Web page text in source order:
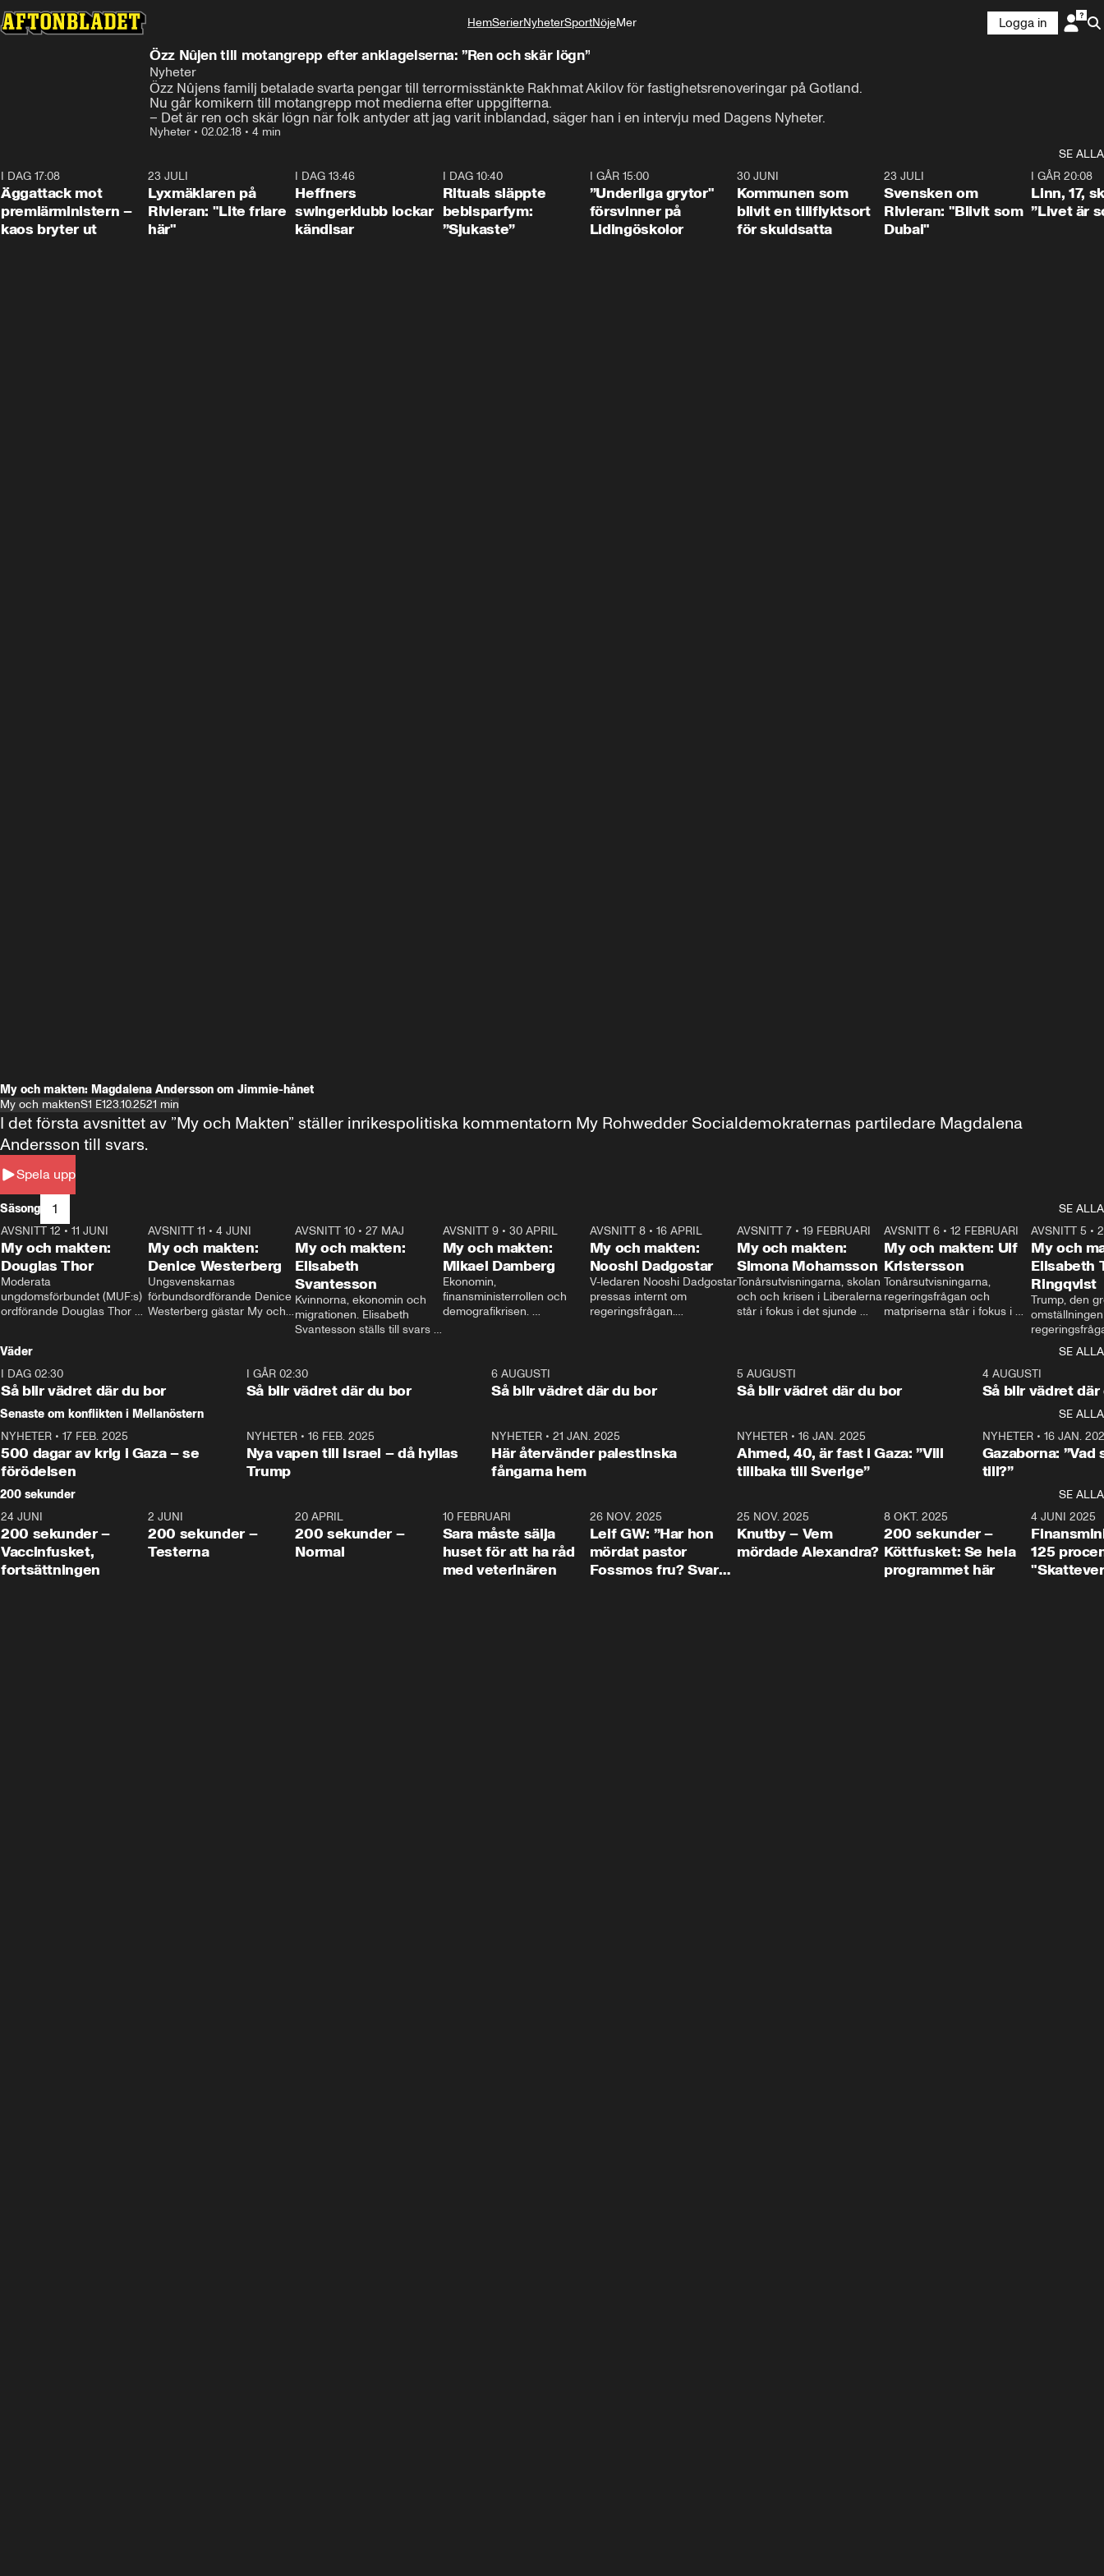
HemSerierNyheterSportNöjeMer
Logga in
Özz Nûjen till motangrepp efter anklagelserna: ”Ren och skär lögn”
Nyheter
Özz Nûjens familj betalade svarta pengar till terrormisstänkte Rakhmat Akilov för fastighetsrenoveringar på Gotland.
Nu går komikern till motangrepp mot medierna efter uppgifterna.
– Det är ren och skär lögn när folk antyder att jag varit inblandad, säger han i en intervju med Dagens Nyheter.
Nyheter • 02.02.18 • 4 min
SE ALLA
0:37
I DAG 17:08
Äggattack mot
premiärministern –
kaos bryter ut
23 JULI
Lyxmäklaren på
Rivieran: "Lite friare
här"
I DAG 13:46
Heffners
swingerklubb lockar
kändisar
I DAG 10:40
Rituals släppte
bebisparfym:
”Sjukaste”
I GÅR 15:00
”Underliga grytor"
försvinner på
Lidingöskolor
1:24
30 JUNI
Kommunen som
blivit en tillflyktsort
för skuldsatta
23 JULI
Svensken om
Rivieran: "Blivit som
Dubai"
I GÅR 20:08
Linn, 17,
”Livet är
My och makten: Magdalena Andersson om Jimmie-hånet
My och maktenS1 E123.10.2521 min
Spela upp
I det första avsnittet av ”My och Makten” ställer inrikespolitiska kommentatorn My Rohwedder Socialdemokraternas partiledare Magdalena
Andersson till svars.
Säsong 1
SE ALLA
26:27
AVSNITT 12 • 11 JUNI
My och makten:
Douglas Thor
Moderata
ungdomsförbundet (MUF:s)
ordförande Douglas Thor
tonårsutvisningarna och hur
Moderaterna ska locka
väljare till valet i höst.
23:40
AVSNITT 11 •4 JUNI
My och makten:
Denice Westerberg
Ungsvenskarnas
förbundsordförande Denice
Westerberg gästar My och
AVSNITT 10 •27 MAJ
My och makten:
Elisabeth
Svantesson
Kvinnorna, ekonomin och
migrationen. Elisabeth
Svantesson ställs till svars
AVSNITT 9• 30 APRIL
My och makten:
Mikael Damberg
Ekonomin,
finansministerrollen och
demografikrisen.
och Makten.
AVSNITT 8• 16 APRIL
My och makten:
Nooshi Dadgostar
V-ledaren Nooshi Dadgostar
pressas internt om
regeringsfrågan.
– Vi ställer upp i val. Ska vi
vara med så sitter vi förstås
24:30
AVSNITT 7• 19 FEBRUARI
My och makten:
Simona Mohamsson
Tonårsutvisningarna, skolan
och och krisen i Liberalerna
står i fokus i det sjunde
kommentator My
Rohwedder ställer
utbildnings- och
Mohamsson till svars.
27:30
AVSNITT 6 •12 FEBRUARI
My och makten: Ulf
Kristersson
Tonårsutvisningarna,
regeringsfrågan och
matpriserna står i fokus i
Rohwedder ställer
statsminister Ulf Kristersson
AVSNITT 5 •
My och
Elisabeth
Ringqvist
Trump, den
centrum i
avsnittet av
Makten”. Se
Aftonbladets
Rohwedder
Thand Ring
Väder
SE ALLA
I DAG 02:30
Så blir vädret där du bor
1:06
I GÅR 02:30
Så blir vädret där du bor
6 AUGUSTI
Så blir vädret där du bor
5 AUGUSTI
Så blir vädret där du bor
4 AUGUSTI
Så blir vädret där
Senaste om konflikten i Mellanöstern
SE ALLA
NYHETER • 17 FEB. 2025
500 dagar av krig i Gaza – se
förödelsen
NYHETER• 16 FEB. 2025
Nya vapen till Israel – då hyllas
Trump
NYHETER •21 JAN. 2025
Här återvänder palestinska
fångarna hem
NYHETER• 16 JAN. 2025
Ahmed, 40, är fast i Gaza: ”Vill
tillbaka till Sverige”
NYHETER• 16 JAN.
Gazaborna:
till?”
200 sekunder
SE ALLA
5:00
24 JUNI
200 sekunder –
Vaccinfusket,
fortsättningen
4:23
2 JUNI
200 sekunder –
Testerna
20 APRIL
200 sekunder –
Normal
10 FEBRUARI
Sara måste sälja
huset för att ha råd
med veterinären
26 NOV. 2025
Leif GW: ”Har hon
mördat pastor
Fossmos fru? Svar
31:05
25 NOV. 2025
Knutby – Vem
mördade Alexandra?
4:29
8 OKT. 2025
200 sekunder –
Köttfusket: Se hela
programmet här
4 JUNI 2025
125